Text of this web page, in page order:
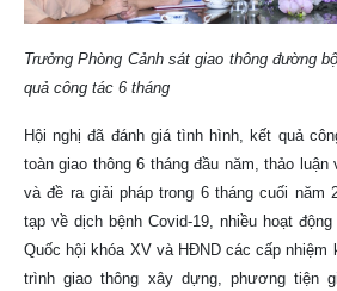
Trưởng Phòng Cảnh sát giao thông đường
quả công tác 6 tháng
Hội nghị đã đánh giá tình hình, kết quả
toàn giao thông 6 tháng đầu năm, thảo
và đề ra giải pháp trong 6 tháng cuối năm
tạp về dịch bệnh Covid-19, nhiều hoạt
Quốc hội khóa XV và HĐND các cấp nhiệm
trình giao thông xây dựng, phương tiện